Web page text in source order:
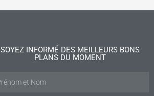
SOYEZ INFORMÉ DES MEILLEURS BONS
PLANS DU MOMENT